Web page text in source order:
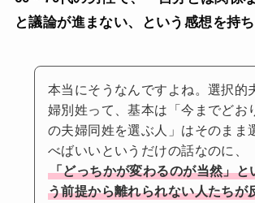
と議論が進まない、という感想を持ち
本当にそうなんですよね。選択的
婦別姓って、基本は「今までどお
の夫婦同姓を選ぶ人」はそのまま
べばいいというだけの話なのに、
「どっちかが変わるのが当然」と
う前提から離れられない人たちが